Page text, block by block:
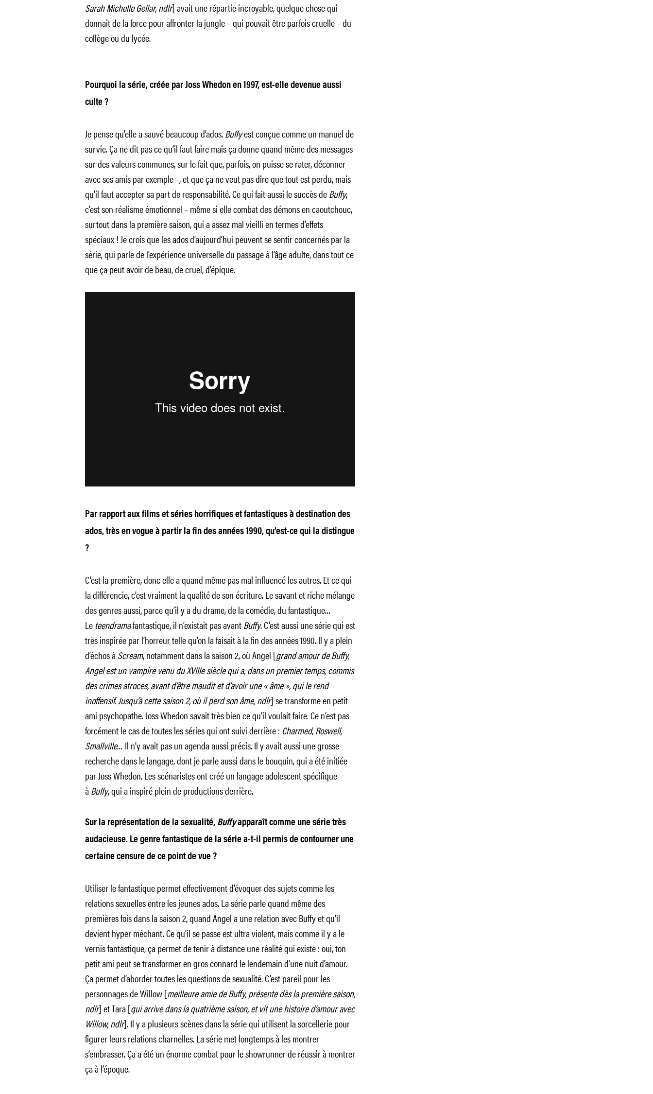
Sarah Michelle Gellar, ndlr] avait une répartie incroyable, quelque chose qui
donnait de la force pour affronter la jungle – qui pouvait être parfois cruelle – du
collège ou du lycée.
Pourquoi la série, créée par Joss Whedon en 1997, est-elle devenue aussi
culte ?
Je pense qu’elle a sauvé beaucoup d’ados.Buffyest conçue comme un manuel de
survie. Ça ne dit pas ce qu’il faut faire mais ça donne quand même des messages
sur des valeurs communes, sur le fait que, parfois, on puisse se rater, déconner –
avec ses amis par exemple –, et que ça ne veut pas dire que tout est perdu, mais
qu’il faut accepter sa part de responsabilité. Ce qui fait aussi le succès deBuffy,
c’est son réalisme émotionnel – même si elle combat des démons en caoutchouc,
surtout dans la première saison, qui a assez mal vieilli en termes d’effets
spéciaux ! Je crois que les ados d’aujourd’hui peuvent se sentir concernés par la
série, qui parle de l’expérience universelle du passage à l’âge adulte, dans tout ce
que ça peut avoir de beau, de cruel, d’épique.
Par rapport aux films et séries horrifiques et fantastiques à destination des
ados, très en vogue à partir la fin des années 1990, qu’est-ce qui la distingue
?
C’est la première, donc elle a quand même pas mal influencé les autres. Et ce qui
la différencie, c’est vraiment la qualité de son écriture. Le savant et riche mélange
des genres aussi, parce qu’il y a du drame, de la comédie, du fantastique…
Leteendramafantastique, il n’existait pas avantBuffy. C’est aussi une série qui est
très inspirée par l’horreur telle qu’on la faisait à la fin des années 1990. Il y a plein
d’échos àScream, notamment dans la saison 2, où Angel [grand amour de Buffy,
Angel est un vampire venu du XVIIIe siècle qui a, dans un premier temps, commis
des crimes atroces, avant d’être maudit et d’avoir une « âme », qui le rend
inoffensif. Jusqu’à cette saison 2, où il perd son âme, ndlr] se transforme en petit
ami psychopathe. Joss Whedon savait très bien ce qu’il voulait faire. Ce n’est pas
forcément le cas de toutes les séries qui ont suivi derrière : Charmed,Roswell,
Smallville… Il n’y avait pas un agenda aussi précis. Il y avait aussi une grosse
recherche dans le langage, dont je parle aussi dans le bouquin, qui a été initiée
par Joss Whedon. Les scénaristes ont créé un langage adolescent spécifique
àBuffy, qui a inspiré plein de productions derrière.
Sur la représentation de la sexualité, Buffyapparaît comme une série très
audacieuse. Le genre fantastique de la série a-t-il permis de contourner une
certaine censure de ce point de vue ?
Utiliser le fantastique permet effectivement d’évoquer des sujets comme les
relations sexuelles entre les jeunes ados. La série parle quand même des
premières fois dans la saison 2, quand Angel a une relation avec Buffy et qu’il
devient hyper méchant. Ce qu’il se passe est ultra violent, mais comme il y a le
vernis fantastique, ça permet de tenir à distance une réalité qui existe : oui, ton
petit ami peut se transformer en gros connard le lendemain d’une nuit d’amour.
Ça permet d’aborder toutes les questions de sexualité. C’est pareil pour les
personnages de Willow [meilleure amie de Buffy, présente dès la première saison,
ndlr] et Tara [qui arrive dans la quatrième saison, et vit une histoire d’amour avec
Willow, ndlr]. Il y a plusieurs scènes dans la série qui utilisent la sorcellerie pour
figurer leurs relations charnelles. La série met longtemps à les montrer
s’embrasser. Ça a été un énorme combat pour le showrunner de réussir à montrer
ça à l’époque.